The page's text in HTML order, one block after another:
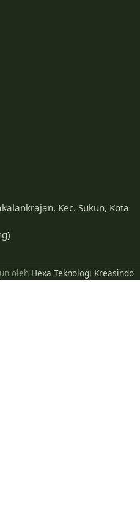
Kec. Sukun, Kota
oleh Hexa Teknologi Kreasindo